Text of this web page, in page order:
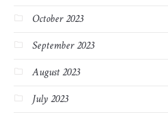
October 2023
September 2023
August 2023
July 2023